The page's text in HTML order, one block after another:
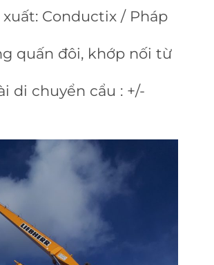
xuất: Conductix / Pháp
quấn đôi, khớp nối từ
di chuyển cẩu : +/-